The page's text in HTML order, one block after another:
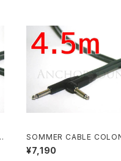
SOMMER CABLE
NCREDIBLE NEUTRIKニッ
プラグ S-L 4.5m
¥7,190